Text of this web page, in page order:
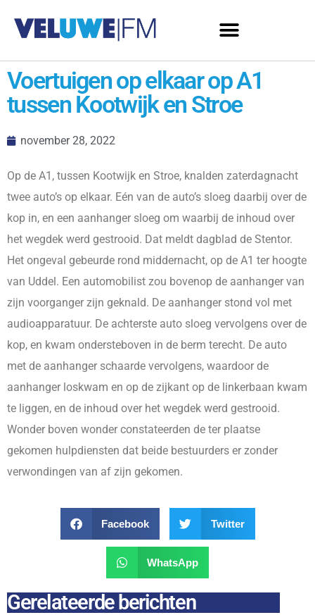
Voertuigen op elkaar op A1
tussen Kootwijk en Stroe
november 28, 2022
Op de A1, tussen Kootwijk en Stroe, knalden zaterdagnacht
twee auto’s op elkaar. Eén van de auto’s sloeg daarbij over de
kop in, en een aanhanger sloeg om waarbij de inhoud over
het wegdek werd gestrooid. Dat meldt dagblad de Stentor.
Het ongeval gebeurde rond middernacht, op de A1 ter hoogte
van Uddel. Een automobilist zou bovenop de aanhanger van
zijn voorganger zijn geknald. De aanhanger stond vol met
audioapparatuur. De achterste auto sloeg vervolgens over de
kop, en kwam ondersteboven in de berm terecht. De auto
met de aanhanger schaarde vervolgens, waardoor de
aanhanger loskwam en op de zijkant op de linkerbaan kwam
te liggen, en de inhoud over het wegdek werd gestrooid.
Wonder boven wonder constateerden de ter plaatse
gekomen hulpdiensten dat beide bestuurders er zonder
verwondingen van af zijn gekomen.
Facebook Twitter
WhatsApp
Gerelateerde berichten